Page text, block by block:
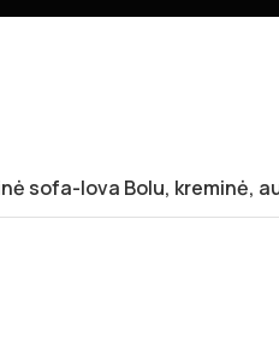
sofa-lova Bolu, kreminė,